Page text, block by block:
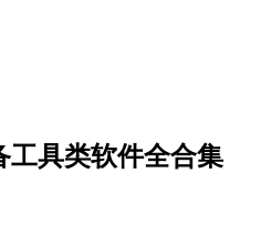
工具类软件全合集